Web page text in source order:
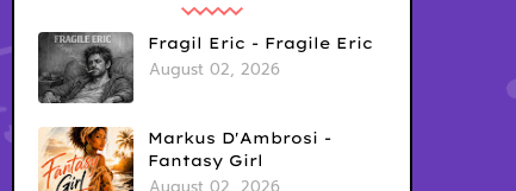
Fragil Eric - Fragile Eric
August 02, 2026
Markus D'Ambrosi -
Fantasy Girl